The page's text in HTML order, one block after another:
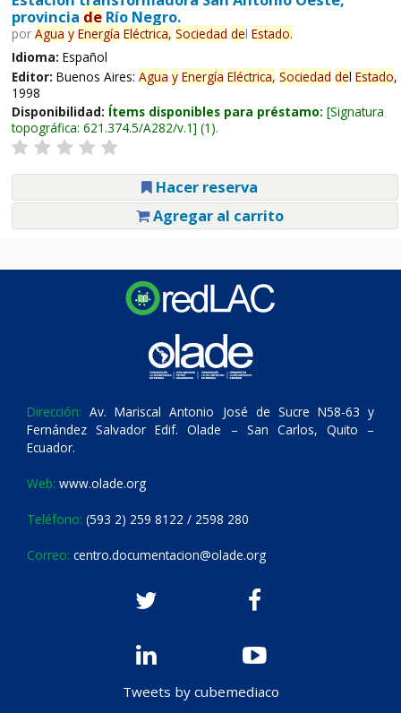
provincia deRío Negro.
por Agua y Energía Eléctrica, Sociedad del Estado.
Idioma: Español
Editor: Buenos Aires: Agua y Energía Eléctrica, Sociedad del Estado,
1998
Disponibilidad: Ítems disponibles para préstamo: Signatura
topográfica: 621.374.5/A282/v.1 (1).
Hacer reserva
Agregar al carrito
Dirección: Av. Mariscal Antonio José de Sucre N58-63 y
Fernández Salvador Edif. Olade – San Carlos, Quito –
Ecuador.
Web: www.olade.org
Teléfono: (593 2) 259 8122 / 2598 280
Correo: centro.documentacion@olade.org
Tweets by cubemediaco